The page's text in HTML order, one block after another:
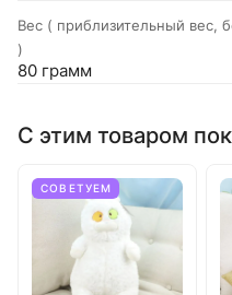
Вес ( приблизительный вес,
)
80 грамм
С этим товаром
СОВЕТУЕМ